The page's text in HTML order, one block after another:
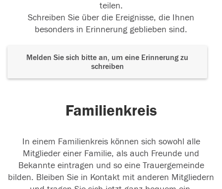
teilen.
Schreiben Sie über die Ereignisse, die Ihnen
besonders in Erinnerung geblieben sind.
Melden Sie sich bitte an, um eine Erinnerung zu
schreiben
Familienkreis
In einem Familienkreis können sich sowohl alle
Mitglieder einer Familie, als auch Freunde und
Bekannte eintragen und so eine Trauergemeinde
bilden. Bleiben Sie in Kontakt mit anderen Mitgliedern